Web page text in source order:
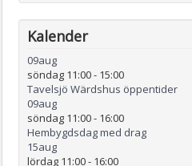
Kalender
09aug
söndag 11:00- 15:00
Tavelsjö Wärdshus öppentider
09aug
söndag 11:00- 16:00
Hembygdsdag med drag
15aug
lördag 11:00- 16:00